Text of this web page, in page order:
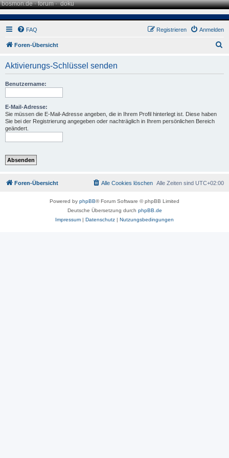
bosmon.de·forum·doku
FAQ Anmelden
Registrieren
Foren-Übersicht
Aktivierungs-Schlüssel senden
Benutzername:
E-Mail-Adresse:
Sie müssen die E-Mail-Adresse angeben, die in Ihrem Profil hinterlegt ist. Diese haben
Sie bei der Registrierung angegeben oder nachträglich in Ihrem persönlichen Bereich
geändert.
Foren-Übersicht Alle Zeiten sind UTC+02:00
Alle Cookies löschen
Powered by phpBB® Forum Software © phpBB Limited
Deutsche Übersetzung durch phpBB.de
Impressum | Datenschutz | Nutzungsbedingungen